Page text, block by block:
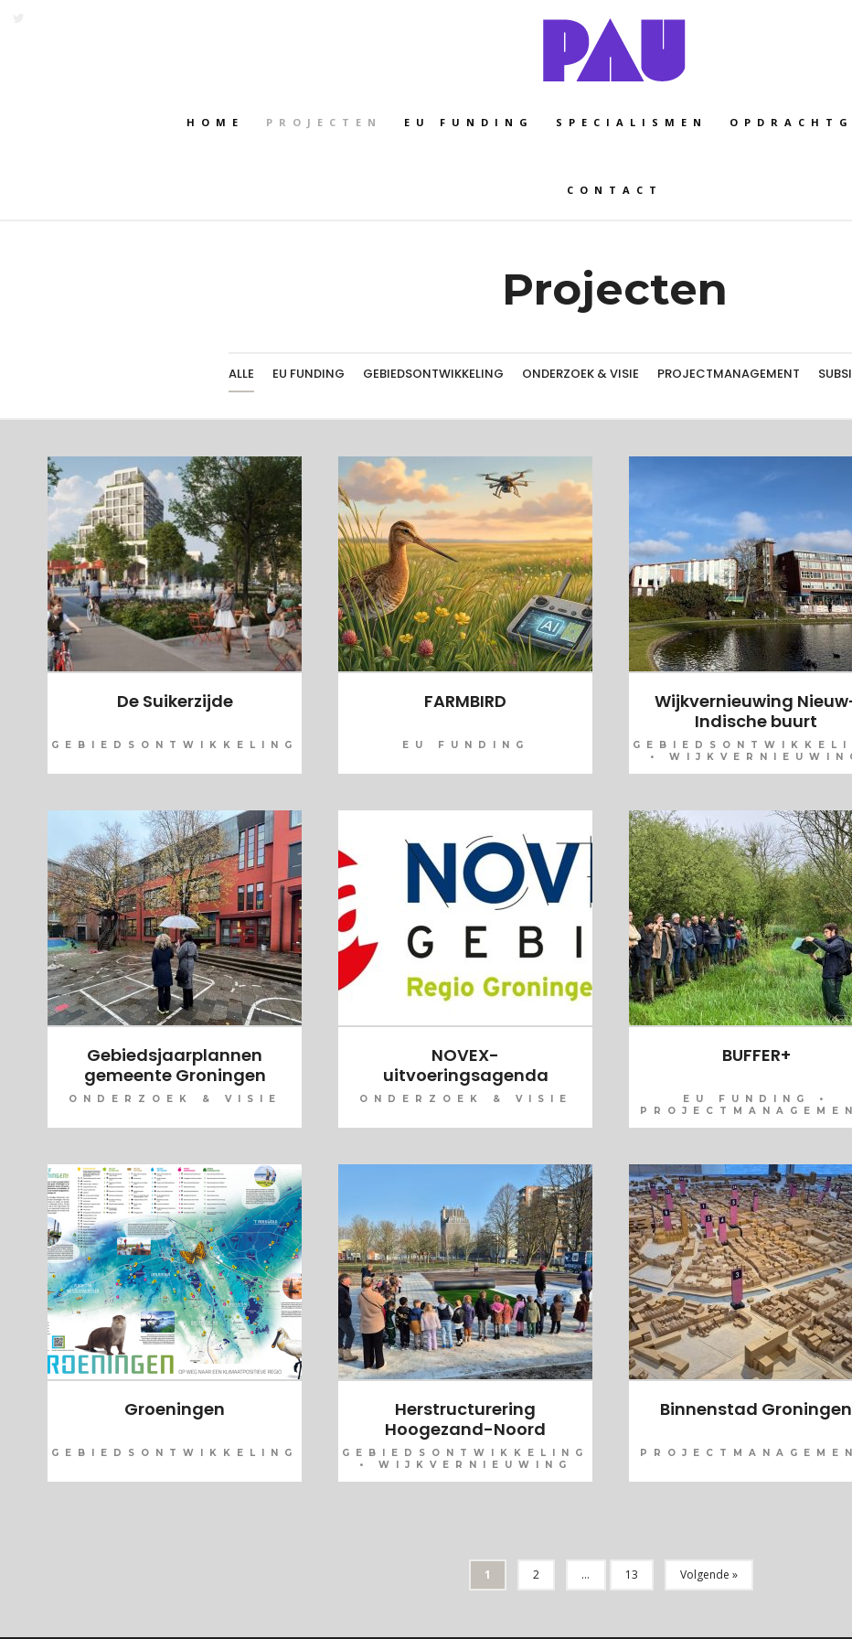
HOME PROJECTEN EU FUNDING SPECIALISMEN
CONTACT
Projecten
ALLE EU FUNDING GEBIEDSONTWIKKELING ONDERZOEK & VISIE PROJECTMANAGEMENT
De Suikerzijde
GEBIEDSONTWIKKELING
FARMBIRD
EU FUNDING
Wijkvernieuwing
Indische buurt
•
Gebiedsjaarplannen
gemeente Groningen
ONDERZOEK & VISIE
NOVEX-
uitvoeringsagenda
ONDERZOEK & VISIE
BUFFER+
EU FUNDING •
Groeningen
GEBIEDSONTWIKKELING
Herstructurering
Hoogezand-Noord
GEBIEDSONTWIKKELING
• WIJKVERNIEUWING
Binnenstad Groningen
1 2 … 13 Volgende »